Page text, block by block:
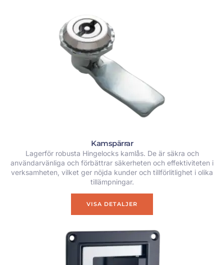
Kamspärrar
Lagerför robusta Hingelocks kamlås. De är säkra och
användarvänliga och förbättrar säkerheten och effektiviteten i
verksamheten, vilket ger nöjda kunder och tillförlitlighet i olika
tillämpningar.
VISA DETALJER